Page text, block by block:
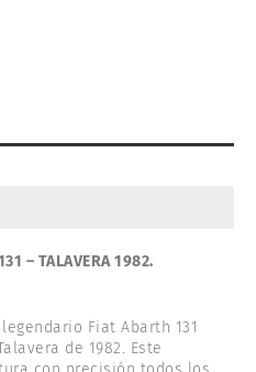
– TALAVERA 1982.
Fiat Abarth 131
de 1982. Este